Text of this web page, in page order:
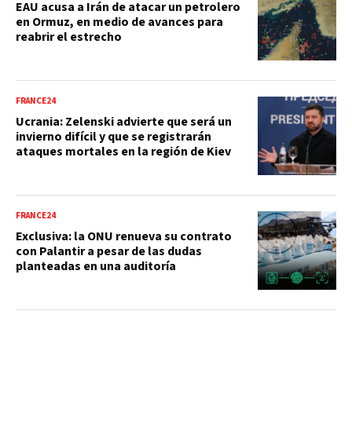
EAU acusa a Irán de atacar un petrolero
en Ormuz, en medio de avances para
reabrir el estrecho
FRANCE24
Ucrania: Zelenski advierte que será un
invierno difícil y que se registrarán
ataques mortales en la región de Kiev
FRANCE24
Exclusiva: la ONU renueva su contrato
con Palantir a pesar de las dudas
planteadas en una auditoría